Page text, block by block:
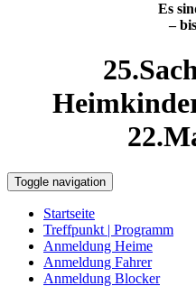
Es
–
Toggle navigation
Startseite
Treffpunkt | Programm
Anmeldung Heime
Anmeldung Fahrer
Anmeldung Blocker